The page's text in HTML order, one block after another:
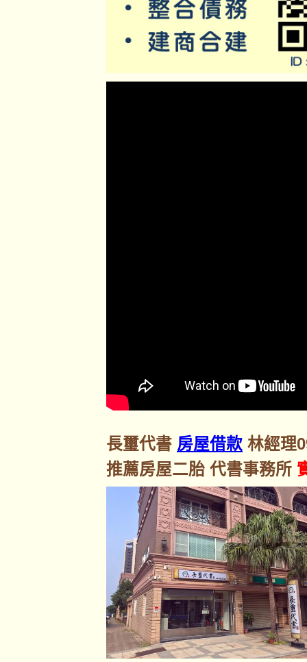
長璽代書 房屋借款 林經理
推薦房屋二胎 代書事務所